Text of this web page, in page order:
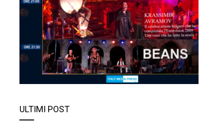
ULTIMI POST